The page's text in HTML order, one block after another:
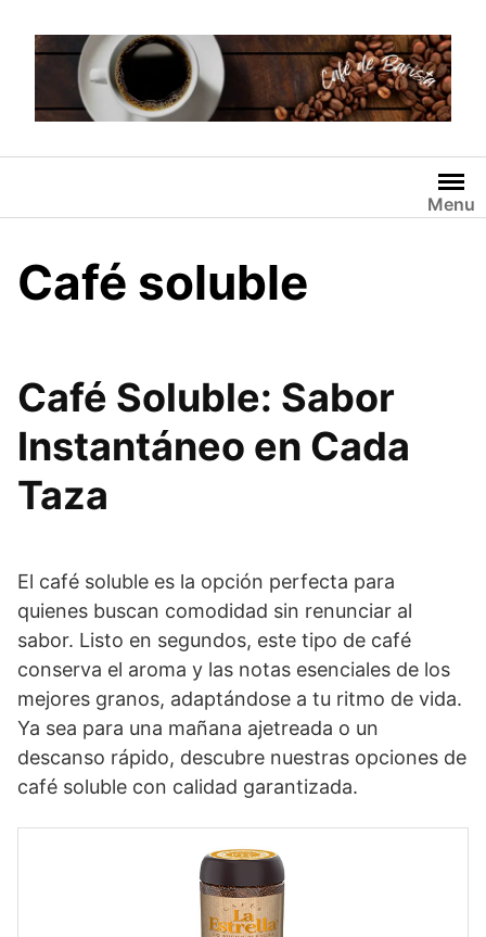
content
Menu
Café soluble
Café Soluble: Sabor
Instantáneo en Cada
Taza
El café soluble es la opción perfecta para
quienes buscan comodidad sin renunciar al
sabor. Listo en segundos, este tipo de café
conserva el aroma y las notas esenciales de los
mejores granos, adaptándose a tu ritmo de vida.
Ya sea para una mañana ajetreada o un
descanso rápido, descubre nuestras opciones de
café soluble con calidad garantizada.